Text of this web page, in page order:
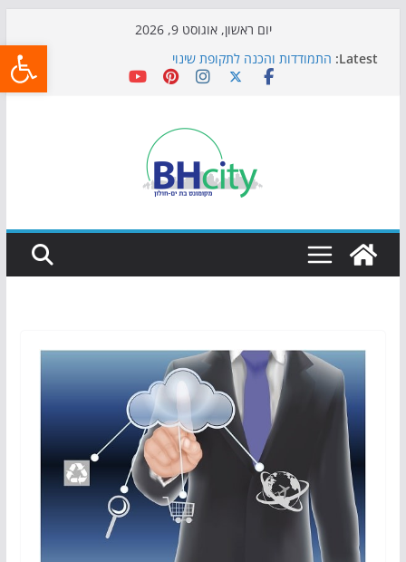
יום ראשון, אוגוסט 9, 2026
Latest: התמודדות והכנה לתקופת שינוי
אי ההרפתקאות ממשיך לכבוש את הגינות: מאות משפחות
כדורגל באווירה מיוחדת: הקרנת גמר המונדיאל בטרמינל
הקיץ של בני הנוער בבת־ים: חוף הריביירה הופך למרחב
בטוח בשעות הערב